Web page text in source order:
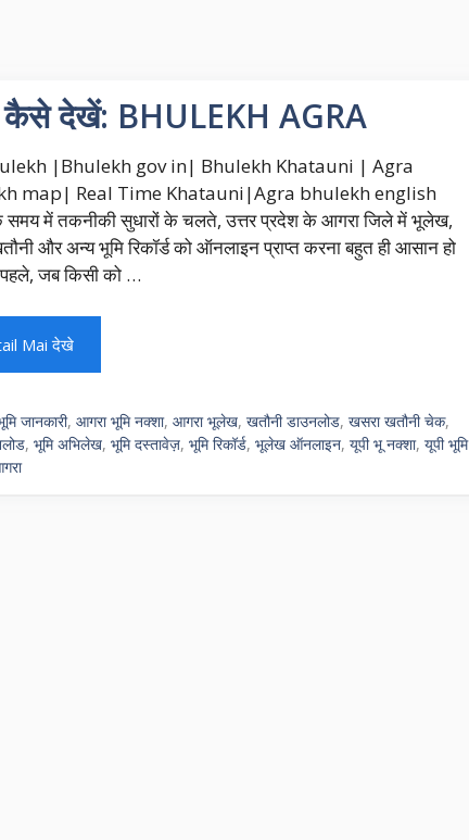
देखें: BHULEKH AGRA
|Bhulekh gov in| Bhulekh Khatauni | Agra
map| Real Time Khatauni|Agra bhulekh english
में तकनीकी सुधारों के चलते, उत्तर प्रदेश के आगरा जिले में भूलेख,
और अन्य भूमि रिकॉर्ड को ऑनलाइन प्राप्त करना बहुत ही आसान हो
जब किसी को …
Mai देखे
जानकारी,आगरा भूमि नक्शा,आगरा भूलेख,खतौनी डाउनलोड,खसरा खतौनी चेक,
, भूमि अभिलेख, भूमि दस्तावेज़, भूमि रिकॉर्ड, भूलेख ऑनलाइन, यूपी भू नक्शा, यूपी भूमि